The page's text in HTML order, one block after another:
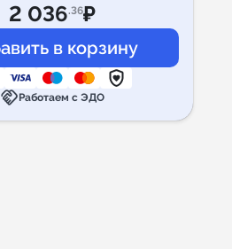
2 036.36₽
handshakeРаботаем с ЭДО